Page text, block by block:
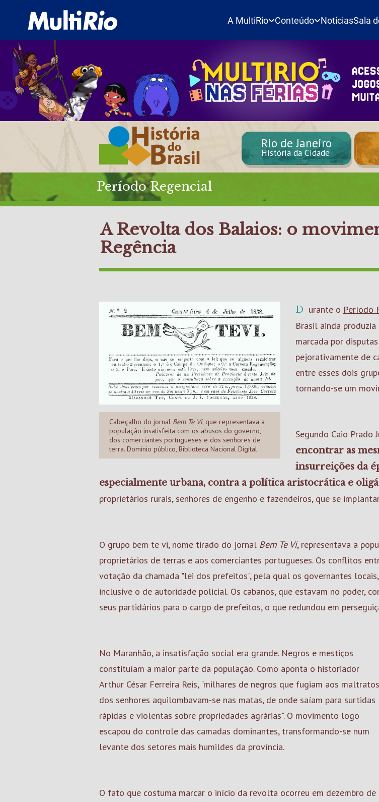
A MultiRio Conteúdo NotíciasSala
Rio de Janeiro
História da Cidade
Período Regencial
A Revolta dos Balaios: o
Regência
Cabeçalho do jornal Bem Te Vi, que representava a
população insatisfeita com os abusos do governo,
dos comerciantes portugueses e dos senhores de
terra. Domínio público, Biblioteca Nacional Digital
Durante o Período
Brasil ainda
marcada por
pejorativamente de
entre esses dois
tornando-se um
Segundo Caio Prado
encontrar as
insurreições da
especialmente urbana, contra a política aristocrática e
proprietários rurais, senhores de engenho e fazendeiros, que se
O grupo bem te vi, nome tirado do jornal Bem Te Vi, representava a
proprietários de terras e aos comerciantes portugueses. Os conflitos
votação da chamada "lei dos prefeitos", pela qual os governantes
inclusive o de autoridade policial. Os cabanos, que estavam no poder,
seus partidários para o cargo de prefeitos, o que redundou em
No Maranhão, a insatisfação social era grande. Negros e mestiços
constituíam a maior parte da população. Como aponta o historiador
Arthur César Ferreira Reis, "milhares de negros que fugiam aos maltratos
dos senhores aquilombavam-se nas matas, de onde saíam para surtidas
rápidas e violentas sobre propriedades agrárias". O movimento logo
escapou do controle das camadas dominantes, transformando-se num
levante dos setores mais humildes da província.
O fato que costuma marcar o início da revolta ocorreu em dezembro de